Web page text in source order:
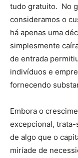
tudo gratuito. No
consideramos o
há apenas uma
simplesmente
de entrada
indivíduos e
fornecendo
Embora o
excepcional, trata-
de algo que o
miríade de